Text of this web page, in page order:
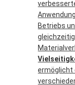
Hartmetall-
Hartmetall-
Betriebs
ermöglicht